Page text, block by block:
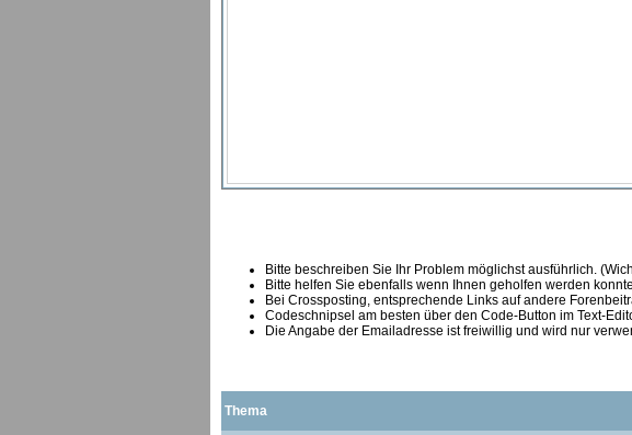
Bitte beschreiben Sie Ihr Problem möglichst ausführlich.
Bitte helfen Sie ebenfalls wenn Ihnen geholfen werden
Bei Crossposting, entsprechende Links auf andere
Codeschnipsel am besten über den Code-Button im Text-
Die Angabe der Emailadresse ist freiwillig und wird nur
Thema